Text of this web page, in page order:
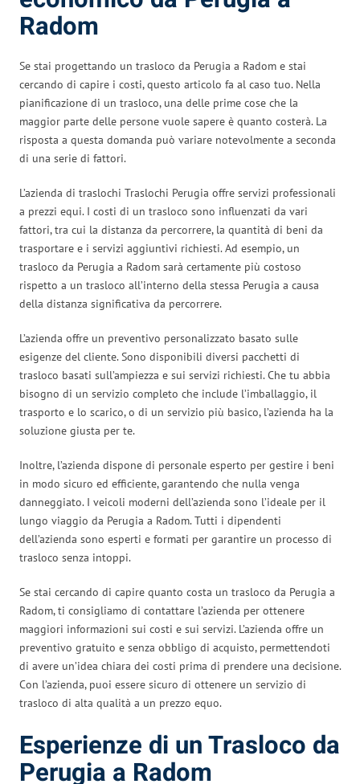
Radom
Se stai progettando un trasloco da Perugia a Radom e stai
cercando di capire i costi, questo articolo fa al caso tuo. Nella
pianificazione di un trasloco, una delle prime cose che la
maggior parte delle persone vuole sapere è quanto costerà. La
risposta a questa domanda può variare notevolmente a seconda
di una serie di fattori.
L’azienda di traslochi Traslochi Perugia offre servizi professionali
a prezzi equi. I costi di un trasloco sono influenzati da vari
fattori, tra cui la distanza da percorrere, la quantità di beni da
trasportare e i servizi aggiuntivi richiesti. Ad esempio, un
trasloco da Perugia a Radom sarà certamente più costoso
rispetto a un trasloco all’interno della stessa Perugia a causa
della distanza significativa da percorrere.
L’azienda offre un preventivo personalizzato basato sulle
esigenze del cliente. Sono disponibili diversi pacchetti di
trasloco basati sull’ampiezza e sui servizi richiesti. Che tu abbia
bisogno di un servizio completo che include l’imballaggio, il
trasporto e lo scarico, o di un servizio più basico, l’azienda ha la
soluzione giusta per te.
Inoltre, l’azienda dispone di personale esperto per gestire i beni
in modo sicuro ed efficiente, garantendo che nulla venga
danneggiato. I veicoli moderni dell’azienda sono l’ideale per il
lungo viaggio da Perugia a Radom. Tutti i dipendenti
dell’azienda sono esperti e formati per garantire un processo di
trasloco senza intoppi.
Se stai cercando di capire quanto costa un trasloco da Perugia a
Radom, ti consigliamo di contattare l’azienda per ottenere
maggiori informazioni sui costi e sui servizi. L’azienda offre un
preventivo gratuito e senza obbligo di acquisto, permettendoti
di avere un’idea chiara dei costi prima di prendere una decisione.
Con l’azienda, puoi essere sicuro di ottenere un servizio di
trasloco di alta qualità a un prezzo equo.
Esperienze di un Trasloco da
Perugia a Radom